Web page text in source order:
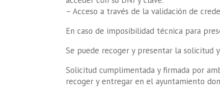
– Acceso a través de la validación de
En caso de imposibilidad técnica para
Se puede recoger y presentar la solicitud
Solicitud cumplimentada y firmada por
recoger y entregar en el ayuntamiento